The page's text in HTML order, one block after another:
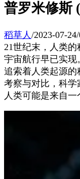
普罗米修斯
稻草人 /2023-07-24/
21世纪末，人类
宇宙航行早已实
追索着人类起源
考察与对比，科学
人类可能是来自